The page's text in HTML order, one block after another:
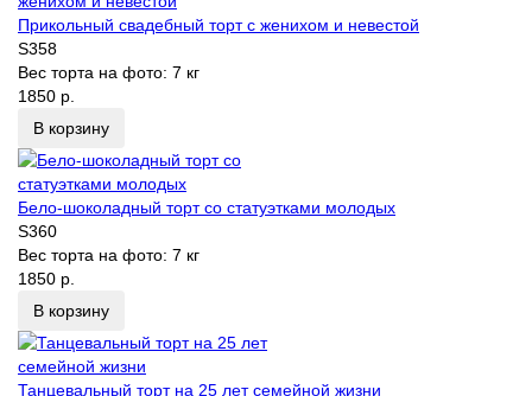
Прикольный свадебный торт с женихом и невестой
S358
Вес торта на фото: 7 кг
1850 р.
В корзину
Бело-шоколадный торт со статуэтками молодых
S360
Вес торта на фото: 7 кг
1850 р.
В корзину
Танцевальный торт на 25 лет семейной жизни